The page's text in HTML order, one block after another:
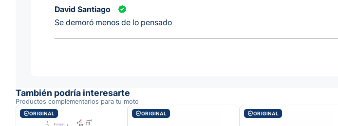
David Santiago
Se demoró menos de lo pensado
También podría interesarte
Productos complementarios para tu moto
ORIGINAL ORIGINAL ORIGINAL